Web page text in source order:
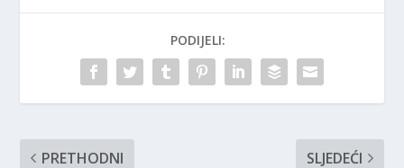
PODIJELI:
PRETHODNI SLJEDEĆI